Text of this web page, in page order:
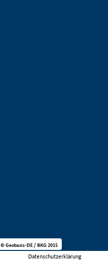
Datenschutzerklärung
© Geobasis-DE / BKG 2015